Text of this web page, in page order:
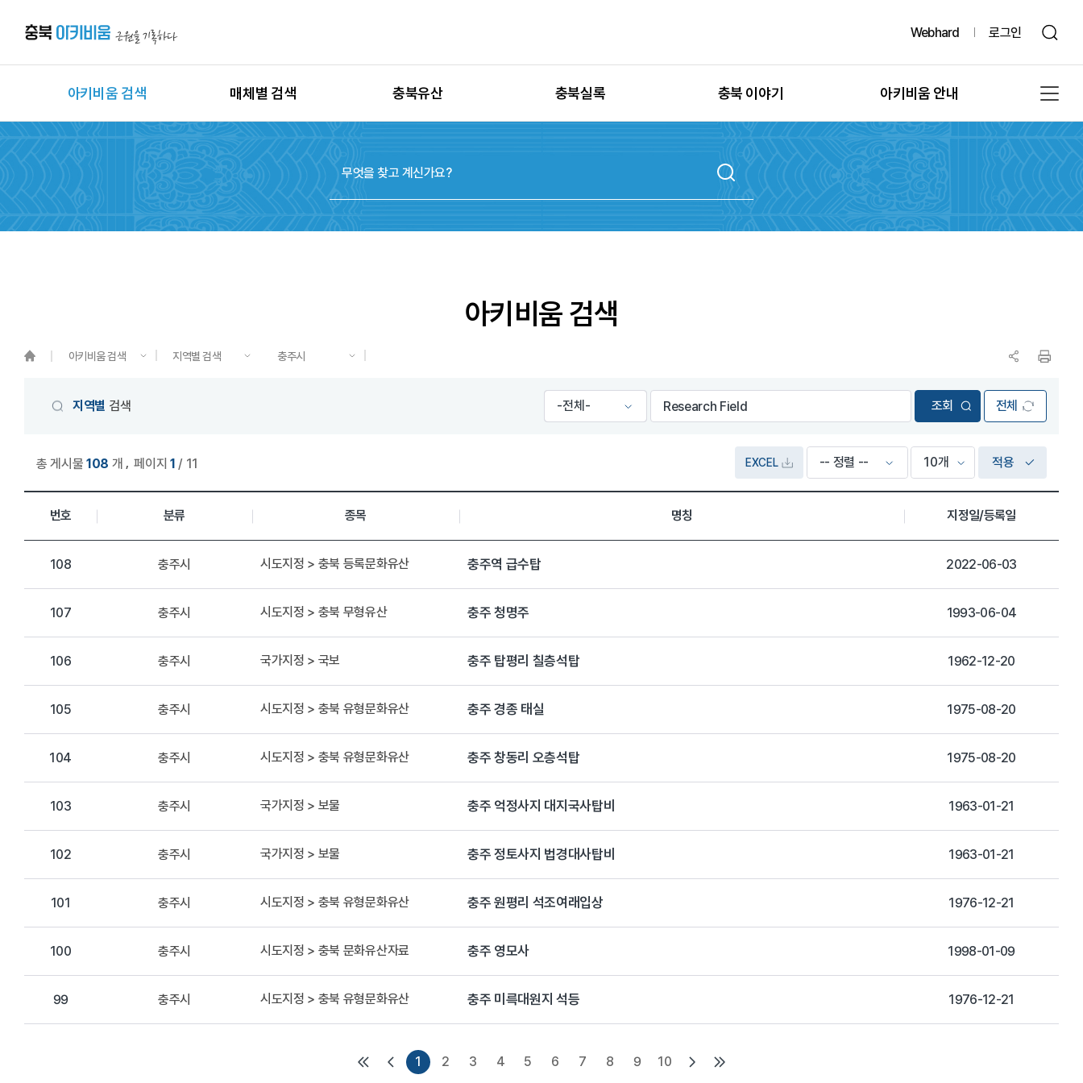
Webhard 로그인
아키비움 검색
상세검색
지역별 검색
시대별 검색
매체별 검색
이미지
동영상
음원
충북유산
유산별 보수정비
충북실록 충북 이야기
그때, 그 시절의 충북
또 다른 기록, 발굴
문화유산의 과거여행
아키비움 안내
공지사항
아키비움 소개
이용방법
아키비움 검색
아키비움 검색 지역별 검색 충주시
지역별 검색 전체
총 게시물108 개 ,페이지 1 / 11 EXCEL 적용
상세정보 관리 목록
번호 분류 종목 명칭 지정일/등록일
108 충주시 시도지정 > 충북 등록문화유산 충주역 급수탑 2022-06-03
107 충주시 시도지정 > 충북 무형유산 충주 청명주 1993-06-04
106 충주시 국가지정 > 국보 충주 탑평리 칠층석탑 1962-12-20
105 충주시 시도지정 > 충북 유형문화유산 충주 경종 태실 1975-08-20
104 충주시 시도지정 > 충북 유형문화유산 충주 창동리 오층석탑 1975-08-20
103 충주시 국가지정 > 보물 충주 억정사지 대지국사탑비 1963-01-21
102 충주시 국가지정 > 보물 충주 정토사지 법경대사탑비 1963-01-21
101 충주시 시도지정 > 충북 유형문화유산 충주 원평리 석조여래입상 1976-12-21
100 충주시 시도지정 > 충북 문화유산자료 충주 영모사 1998-01-09
99 충주시 시도지정 > 충북 유형문화유산 충주 미륵대원지 석등 1976-12-21
1 2 3 4 5 6 7 8 9 10